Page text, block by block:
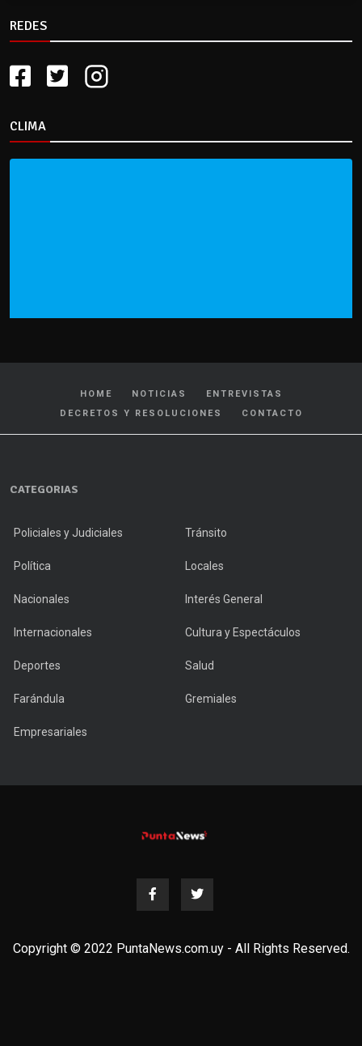
REDES
CLIMA
HOME NOTICIAS
ENTREVISTAS
DECRETOS Y RESOLUCIONES
CONTACTO
CATEGORIAS
Policiales y Judiciales Tránsito
Política Locales
Nacionales Interés General
Internacionales Cultura y Espectáculos
Deportes Salud
Farándula Gremiales
Empresariales
Copyright © 2022 PuntaNews.com.uy - All Rights Reserved.